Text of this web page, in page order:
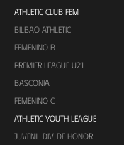
ATHLETIC CLUB FEM
BILBAO ATHLETIC
FEMENINO B
PREMIER LEAGUE U21
BASCONIA
FEMENINO C
ATHLETIC YOUTH LEAGUE
JUVENIL DIV. DE HONOR